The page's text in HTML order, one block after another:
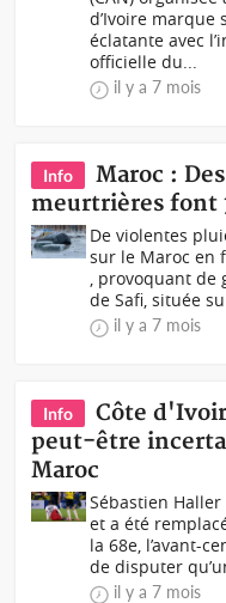
d’Ivoire marque
éclatante avec
officielle du...
il y a 7 mois
Info
Maroc :
meurtrières font
De violentes
sur le Maroc en
, provoquant de
de Safi, située
il y a 7 mois
Info
Côte
peut-être
Maroc
Sébastien
et a été
la 68e, l’avant-
de disputer
il y a 7 mois